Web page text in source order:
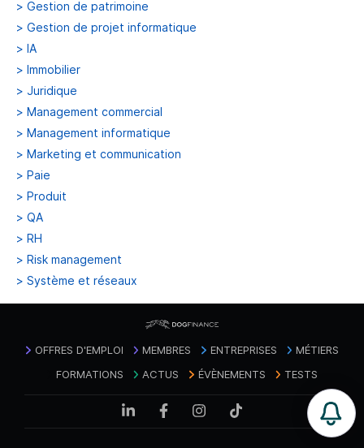
> Gestion de patrimoine
> Gestion de projet informatique
> IA
> Immobilier
> Juridique
> Management commercial
> Management informatique
> Marketing et communication
> Paie
> Produit
> QA
> RH
> Risk management
> Système et réseaux
OFFRES D'EMPLOI MEMBRES ENTREPRISES
MÉTIERS
FORMATIONS
ACTUS ÉVÈNEMENTS TESTS